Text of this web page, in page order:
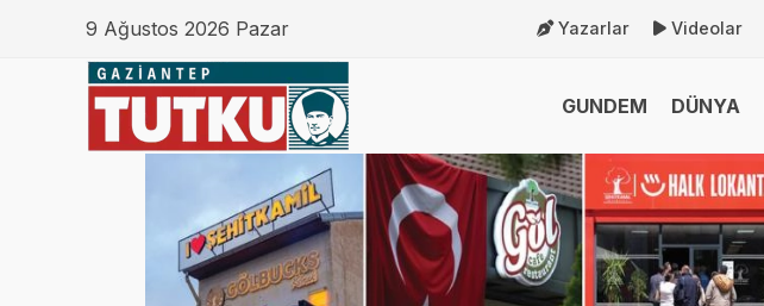
9 Ağustos 2026 Pazar Yazarlar Videolar
GUNDEM DÜNYA